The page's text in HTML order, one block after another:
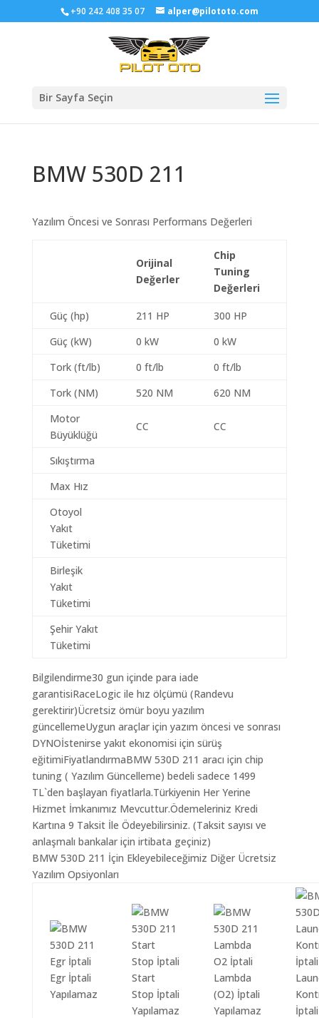
+90 242 408 35 07 alper@pilototo.com
Bir Sayfa Seçin
BMW 530D 211
Yazılım Öncesi ve Sonrası Performans Değerleri
Orijinal
Değerler
Chip
Tuning
Değerleri
Güç (hp) 211 HP
300 HP
Güç (kW)
0 kW
0 kW
Tork (ft/lb)
0 ft/lb
0 ft/lb
Tork (NM)
520 NM
620 NM
Motor
Büyüklüğü
CC CC
Sıkıştırma
Max Hız
Otoyol
Yakıt
Tüketimi
Birleşik
Yakıt
Tüketimi
Şehir Yakıt
Tüketimi
Bilgilendirme30 gun içinde para iade
garantisiRaceLogic ile hız ölçümü (Randevu
gerektirir)Ücretsiz ömür boyu yazılım
güncellemeUygun araçlar için yazım öncesi ve sonrası
DYNOİstenirse yakıt ekonomisi için sürüş
eğitimiFiyatlandırmaBMW 530D 211 aracı için chip
tuning ( Yazılım Güncelleme) bedeli sadece 1499
TL`den başlayan fiyatlarla.Türkiyenin Her Yerine
Hizmet İmkanımız Mevcuttur.Ödemeleriniz Kredi
Kartına 9 Taksit İle Ödeyebilirsiniz. (Taksit sayısı ve
anlaşmalı bankalar için irtibata geçiniz)
BMW 530D 211 İçin Ekleyebileceğimiz Diğer Ücretsiz
Yazılım Opsiyonları
Egr İptali
Yapılamaz
Start
Stop İptali
Yapılamaz
Lambda
(O2) İptali
Yapılamaz
İptali